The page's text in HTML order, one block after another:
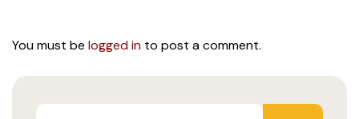
You must be logged in to post a comment.